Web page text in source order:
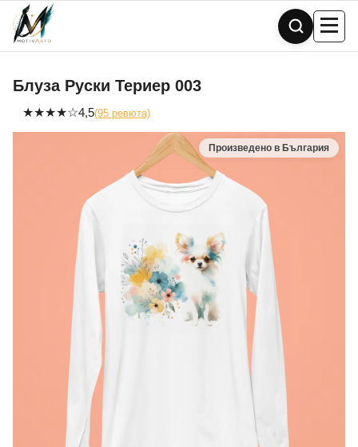
Skip
content
Блуза Руски Териер 003
★★★★☆4,5(95 ревюта)